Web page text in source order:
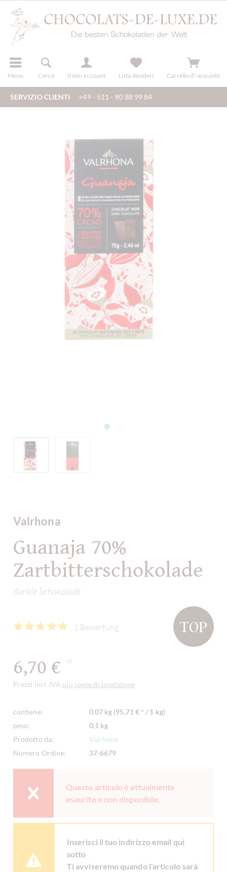
Menu Cerca Il mio account
registra Lista desideri Carrello d\'acquisto
SERVIZIO CLIENTI +49 - 511 - 90 88 99 84
Valrhona
Guanaja 70%
Zartbitterschokolade
dunkle Schokolade
TOP
1 Bewertung
6,70 €
Prezzi incl. IVA più spese di spedizione
contiene:
0.07 kg (95,71 € * / 1 kg)
peso:
0,1 kg
Prodotto da:
Valrhona
Numero Ordine:
37-6679
Questo articolo è attualmente
esaurito o non disponibile.
Inserisci il tuo indirizzo email qui
sotto
Ti avviseremo quando l'articolo sarà